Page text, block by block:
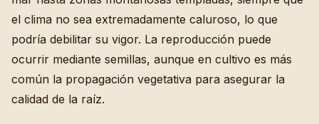
el clima no sea extremadamente caluroso, lo que
podría debilitar su vigor. La reproducción puede
ocurrir mediante semillas, aunque en cultivo es más
común la propagación vegetativa para asegurar la
calidad de la raíz.